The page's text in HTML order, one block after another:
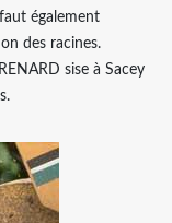
également
des racines.
sise à Sacey